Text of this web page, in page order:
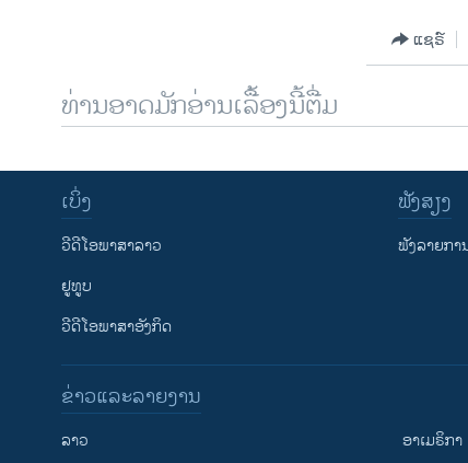
ແຊຣ໌
ທ່ານອາດມັກອ່ານເລື້ອງນີ້ຕື່ມ
ເບິ່ງ
ວີດີໂອພາສາລາວ
ຢູທູບ
ວີດີໂອພາສາອັງກິດ
ຟັງສຽງ
ຟັງລາຍກາ
ຂ່າວແລະລາຍງານ
ລາວ ອາເມຣິກາ